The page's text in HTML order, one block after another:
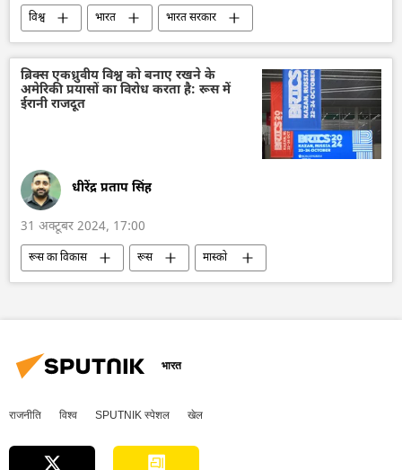
विश्व भारत
भारत सरकार
भारत का विकास
नरेन्द्र मोदी
दिल्ली
कनाडा के प्रधानमंत्री
भारत-कनाडा विवाद
कनाडा
अलगाववाद
ब्रिक्स एकध्रुवीय विश्व को बनाए रखने के
अमेरिकी प्रयासों का विरोध करता है: रूस में
ईरानी राजदूत
धीरेंद्र प्रताप सिंह
31 अक्टूबर 2024, 17:00
रूस का विकास रूस
मास्को
ब्रिक्स
2023 ब्रिक्स शिखर सम्मेलन
अमेरिका
राजनीति भारत
राजनीति विश्व SPUTNIK स्पेशल खेल